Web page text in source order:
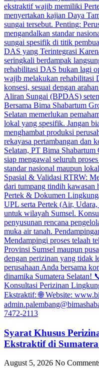
Syarat Khusus
Ekstraktif di Sumatera
August 5, 2026 No